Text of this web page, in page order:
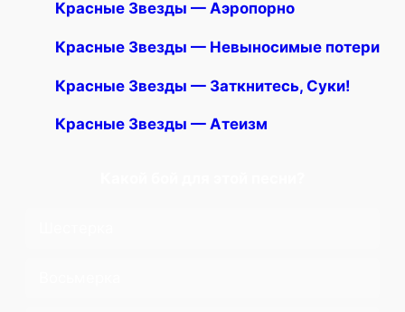
Красные Звезды — Аэропорно
Красные Звезды — Невыносимые потери
Красные Звезды — Заткнитесь, Суки!
Красные Звезды — Атеизм